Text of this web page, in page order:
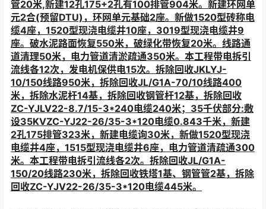
管20米,新建12孔175+2孔有100排管904米。新建环网单
元2合(预留DTU)，环网单元基础2座。新做1520型砖称电
缆4座，1520型现浇电缆井10座，3019型现浇电缆井9
座。破水泥路面恢复550米，破绿化带恢复20米。线路通
道清理50米，电力管道清淤疏通350米。本工程带电拆引
流线各12次，发电机保供电15次。拆除回收JKLYJ-
10/150线路950米，拆除回收JL/G1A-70/10线路400
米，拆除水泥杆14基，拆除回收钢管杆12基，拆除回收
ZC-YJLV22-8.7/15-3*240电缆240米；35千伏部分:敷
设35KVZC-YJ22-26/35-3*120电缆0.843千米，新建
2孔175排管323米，新建电缆询30米，新做1520型现浇
电缆井4座，1515型现浇电缆井6座，电力管道清疏通300
米。本工程带电拆引流线各2次。拆除回收JL/G1A-
150/20线路230米，拆除回收铁塔1基、钢管管2基，拆除
回收ZC-YJV22-26/35-3*120电缆445米。